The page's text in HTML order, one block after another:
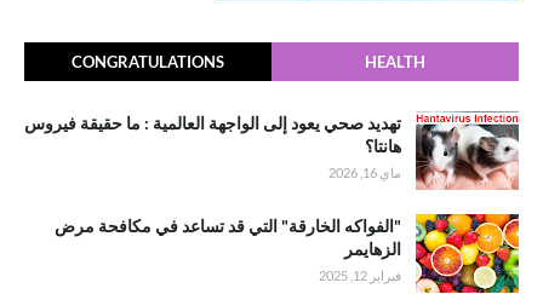
HEALTH
CONGRATULATIONS
تهديد صحي يعود إلى الواجهة العالمية : ما حقيقة فيروس
هانتا؟
ماي 16, 2026
"الفواكه الخارقة" التي قد تساعد في مكافحة مرض
الزهايمر
فبراير 12, 2025